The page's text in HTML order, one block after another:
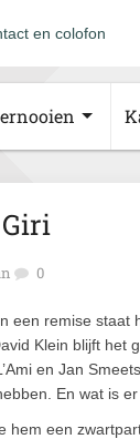
en colofon
0
een remise staat
Klein blijft het
en Jan
En wat is
hem een